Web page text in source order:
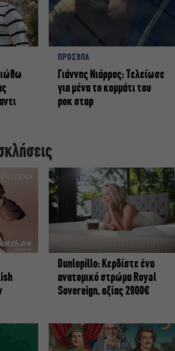
ΠΡΟΣΩΠΑ
Γιάννης Νιάρρος: Τελείωσε
για μένα το κομμάτι του
ροκ σταρ
Dunlopillo: Κερδίστε ένα
ανατομικό στρώμα Royal
Sovereign, αξίας 2900€